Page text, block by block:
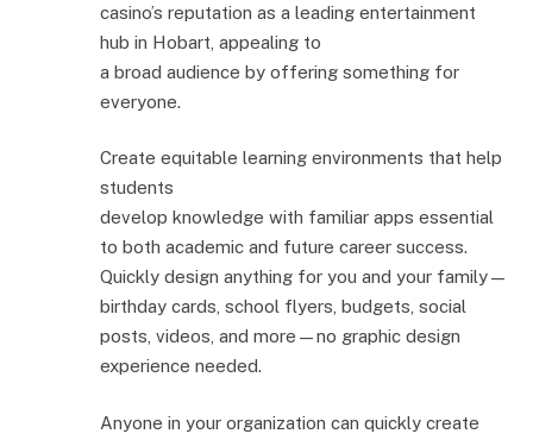
casino’s reputation as a leading entertainment
hub in Hobart, appealing to
a broad audience by offering something for
everyone.
Create equitable learning environments that help
students
develop knowledge with familiar apps essential
to both academic and future career success.
Quickly design anything for you and your family—
birthday cards, school flyers, budgets, social
posts, videos, and more—no graphic design
experience needed.
Anyone in your organization can quickly create